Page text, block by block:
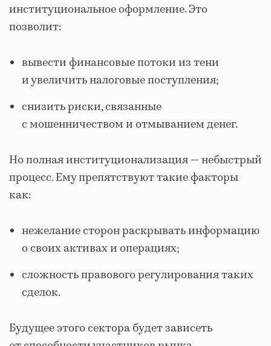
институциональное оформление. Это
позволит:
вывести финансовые потоки из тени
и увеличить налоговые поступления;
снизить риски, связанные
с мошенничеством и отмыванием денег.
Но полная институционализация — небыстрый
процесс. Ему препятствуют такие факторы
как:
нежелание сторон раскрывать информацию
о своих активах и операциях;
сложность правового регулирования таких
сделок.
Будущее этого сектора будет зависеть